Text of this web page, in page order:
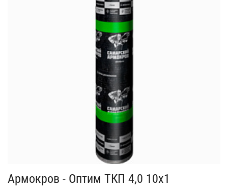
Армокров - Оптим ТКП 4,0 10х1